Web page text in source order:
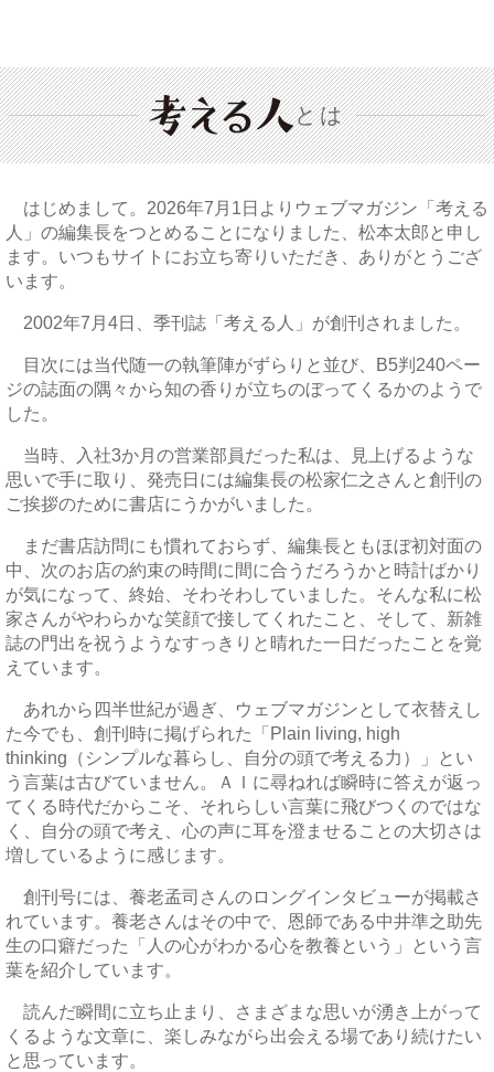
とは
はじめまして。2026年7月1日よりウェブマガジン「考える
人」の編集長をつとめることになりました、松本太郎と申し
ます。いつもサイトにお立ち寄りいただき、ありがとうござ
います。
2002年7月4日、季刊誌「考える人」が創刊されました。
目次には当代随一の執筆陣がずらりと並び、B5判240ペー
ジの誌面の隅々から知の香りが立ちのぼってくるかのようで
した。
当時、入社3か月の営業部員だった私は、見上げるような
思いで手に取り、発売日には編集長の松家仁之さんと創刊の
ご挨拶のために書店にうかがいました。
まだ書店訪問にも慣れておらず、編集長ともほぼ初対面の
中、次のお店の約束の時間に間に合うだろうかと時計ばかり
が気になって、終始、そわそわしていました。そんな私に松
家さんがやわらかな笑顔で接してくれたこと、そして、新雑
誌の門出を祝うようなすっきりと晴れた一日だったことを覚
えています。
あれから四半世紀が過ぎ、ウェブマガジンとして衣替えし
た今でも、創刊時に掲げられた「Plain living, high
thinking（シンプルな暮らし、自分の頭で考える力）」とい
う言葉は古びていません。ＡＩに尋ねれば瞬時に答えが返っ
てくる時代だからこそ、それらしい言葉に飛びつくのではな
く、自分の頭で考え、心の声に耳を澄ませることの大切さは
増しているように感じます。
創刊号には、養老孟司さんのロングインタビューが掲載さ
れています。養老さんはその中で、恩師である中井準之助先
生の口癖だった「人の心がわかる心を教養という」という言
葉を紹介しています。
読んだ瞬間に立ち止まり、さまざまな思いが湧き上がって
くるような文章に、楽しみながら出会える場であり続けたい
と思っています。